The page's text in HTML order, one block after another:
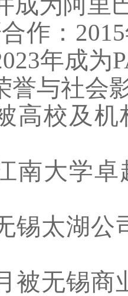
作： 2015
年成为
誉与社会
高校及
南大学
锡太湖公
被无锡商